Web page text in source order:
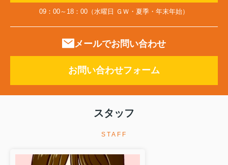
09：00～18：00（水曜日 ＧＷ・夏季・年末年始）
メールでお問い合わせ
お問い合わせフォーム
スタッフ
STAFF